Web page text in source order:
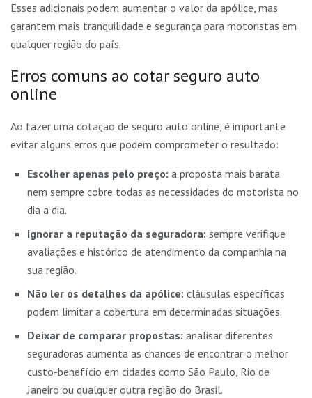
Esses adicionais podem aumentar o valor da apólice, mas
garantem mais tranquilidade e segurança para motoristas em
qualquer região do país.
Erros comuns ao cotar seguro auto
online
Ao fazer uma cotação de seguro auto online, é importante
evitar alguns erros que podem comprometer o resultado:
Escolher apenas pelo preço: a proposta mais barata
nem sempre cobre todas as necessidades do motorista no
dia a dia.
Ignorar a reputação da seguradora: sempre verifique
avaliações e histórico de atendimento da companhia na
sua região.
Não ler os detalhes da apólice: cláusulas específicas
podem limitar a cobertura em determinadas situações.
Deixar de comparar propostas: analisar diferentes
seguradoras aumenta as chances de encontrar o melhor
custo-benefício em cidades como São Paulo, Rio de
Janeiro ou qualquer outra região do Brasil.